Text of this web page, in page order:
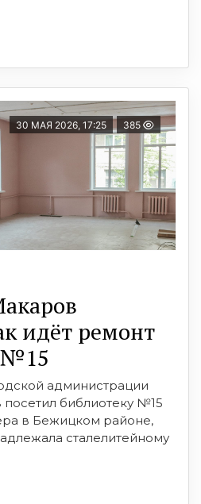
30 МАЯ 2026, 17:25 385
идёт ремонт
№15
администрации
библиотеку №15
в Бежицком районе,
сталелитейному